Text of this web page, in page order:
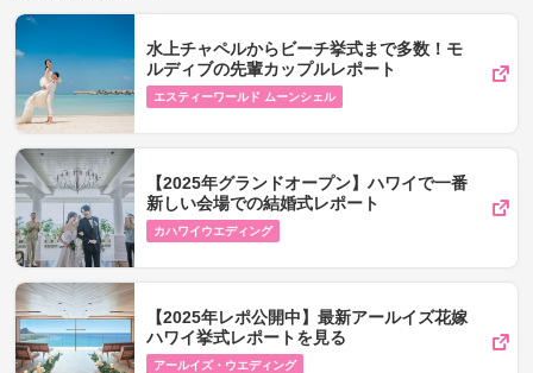
水上チャペルからビーチ挙式まで多数！モ
ルディブの先輩カップルレポート
エスティーワールド ムーンシェル
【2025年グランドオープン】ハワイで一番
新しい会場での結婚式レポート
カハワイウエディング
【2025年レポ公開中】最新アールイズ花嫁
ハワイ挙式レポートを見る
アールイズ・ウエディング